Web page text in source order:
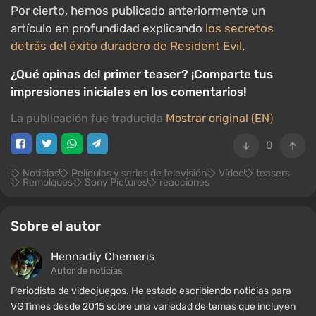
Por cierto, hemos publicado anteriormente un
artículo en profundidad explicando los secretos
detrás del éxito duradero de Resident Evil.
¿Qué opinas del primer teaser? ¡Comparte tus
impresiones iniciales en los comentarios!
La publicación fue traducida Mostrar original (EN)
0
Noticias Películas y series de televisión Vídeo teasers
Remolques Sony Pictures reacciones
Sobre el autor
Hennadiy Chemеris
Autor de noticias
Periodista de videojuegos. He estado escribiendo noticias para
VGTimes desde 2015 sobre una variedad de temas que incluyen